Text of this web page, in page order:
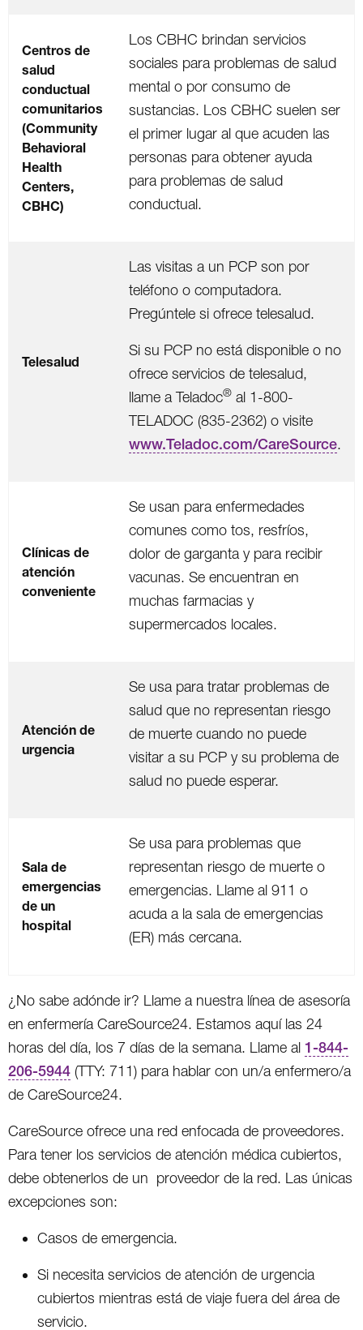
Centros de
salud
conductual
comunitarios
(Community
Behavioral
Health
Centers,
CBHC)
Los CBHC brindan servicios
sociales para problemas de salud
mental o por consumo de
sustancias. Los CBHC suelen ser
el primer lugar al que acuden las
personas para obtener ayuda
para problemas de salud
conductual.
Telesalud
Las visitas a un PCP son por
teléfono o computadora.
Pregúntele si ofrece telesalud.
Si su PCP no está disponible o no
ofrece servicios de telesalud,
llame a Teladoc® al 1-800-
TELADOC (835-2362) o visite
www.Teladoc.com/CareSource.
Clínicas de
atención
conveniente
Se usan para enfermedades
comunes como tos, resfríos,
dolor de garganta y para recibir
vacunas. Se encuentran en
muchas farmacias y
supermercados locales.
Atención de
urgencia
Se usa para tratar problemas de
salud que no representan riesgo
de muerte cuando no puede
visitar a su PCP y su problema de
salud no puede esperar.
Sala de
emergencias
de un
hospital
Se usa para problemas que
representan riesgo de muerte o
emergencias. Llame al 911 o
acuda a la sala de emergencias
(ER) más cercana.
¿No sabe adónde ir? Llame a nuestra línea de asesoría
en enfermería CareSource24. Estamos aquí las 24
horas del día, los 7 días de la semana. Llame al 1-844-
206-5944 (TTY: 711) para hablar con un/a enfermero/a
de CareSource24.
CareSource ofrece una red enfocada de proveedores.
Para tener los servicios de atención médica cubiertos,
debe obtenerlos de un proveedor de la red. Las únicas
excepciones son:
Casos de emergencia.
Si necesita servicios de atención de urgencia
cubiertos mientras está de viaje fuera del área de
servicio.